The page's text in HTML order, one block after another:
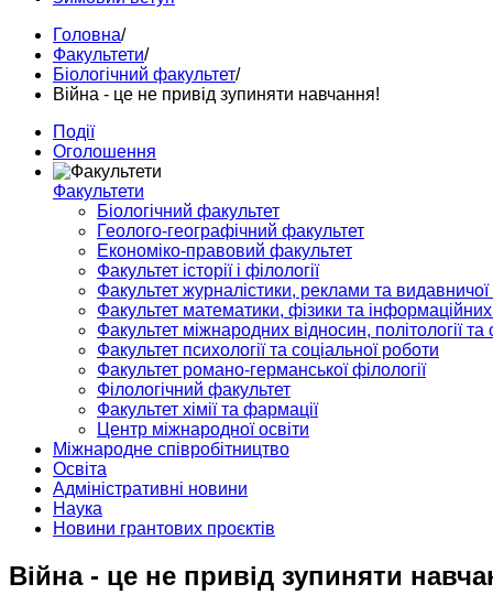
Головна/
Факультети/
Біологічний факультет/
Війна - це не привід зупиняти навчання!
Події
Оголошення
Факультети
Біологічний факультет
Геолого-географічний факультет
Економіко-правовий факультет
Факультет історії і філології
Факультет журналістики, реклами та
Факультет математики, фізики та інформаційних
Факультет міжнародних відносин, політології та
Факультет психології та соціальної роботи
Факультет романо-германської філології
Філологічний факультет
Факультет хімії та фармації
Центр міжнародної освіти
Міжнародне співробітництво
Освіта
Адміністративні новини
Наука
Новини грантових проєктів
Війна - це не привід зупиняти